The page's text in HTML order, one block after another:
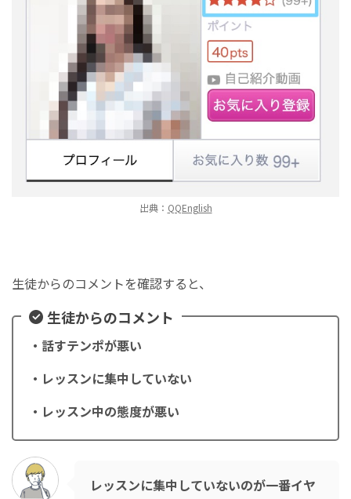
出典： QQEnglish
生徒からのコメントを確認すると、
生徒からのコメント
・話すテンポが悪い
・レッスンに集中していない
・レッスン中の態度が悪い
レッスンに集中していないのが一番イヤ